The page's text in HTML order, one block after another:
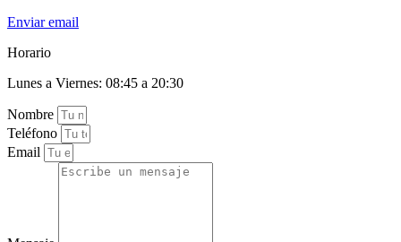
Enviar email
Horario
Lunes a Viernes: 08:45 a 20:30
Nombre
Teléfono
Email